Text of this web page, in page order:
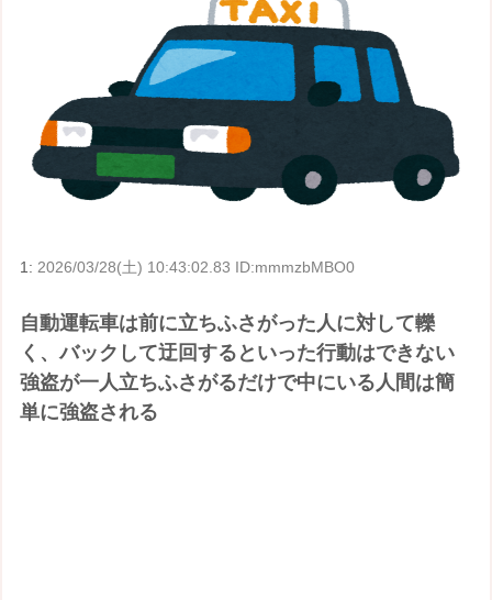
1: 2026/03/28(土) 10:43:02.83 ID:mmmzbMBO0
自動運転車は前に立ちふさがった人に対して轢
く、バックして迂回するといった行動はできない
強盗が一人立ちふさがるだけで中にいる人間は簡
単に強盗される